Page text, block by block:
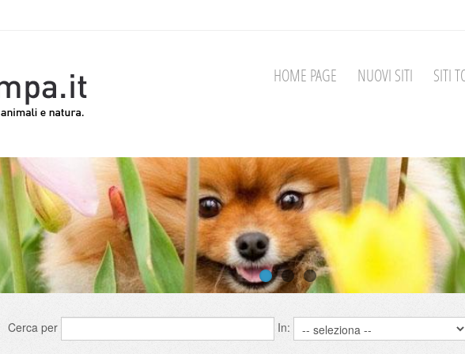
HOME PAGE NUOVI SITI SITI
Cerca per In: